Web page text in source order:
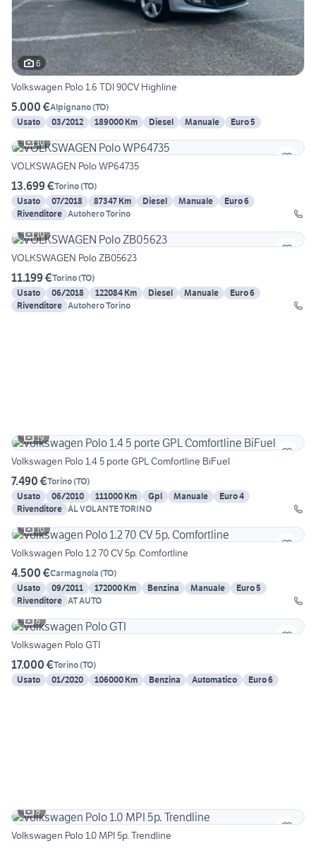
6
Volkswagen Polo 1.6 TDI 90CV Highline
5.000 €Alpignano(TO)
Usato
03/2012 189000 Km Diesel Manuale
Euro 5
10
VOLKSWAGEN Polo WP64735
13.699 €Torino(TO)
Usato
07/2018 87347 Km Diesel Manuale
Euro 6
Rivenditore Autohero Torino
10
VOLKSWAGEN Polo ZB05623
11.199 €Torino(TO)
Usato
06/2018 122084 Km Diesel Manuale
Euro 6
Rivenditore Autohero Torino
19
Volkswagen Polo 1.4 5 porte GPL Comfortline BiFuel
7.490 €Torino(TO)
Usato
06/2010 111000 Km Gpl Manuale
Euro 4
Rivenditore AL VOLANTE TORINO
10
Volkswagen Polo 1.2 70 CV 5p. Comfortline
4.500 €Carmagnola (TO)
Usato
09/2011 172000 Km Benzina Manuale
Euro 5
Rivenditore AT AUTO
6
Volkswagen Polo GTI
17.000 €Torino(TO)
Usato
01/2020 106000 Km Benzina Automatico Euro 6
8
Volkswagen Polo 1.0 MPI 5p. Trendline